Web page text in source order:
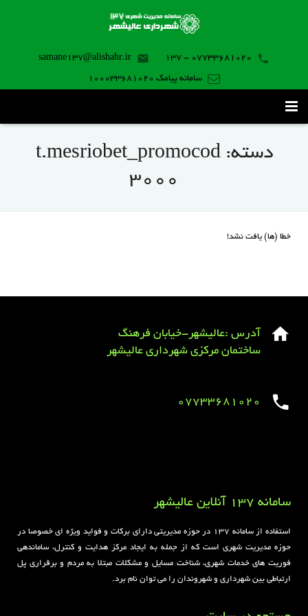
07733681020 - 137
samane137@alishahr.ir
سامانه پیامک 100033681020
برنامه موبایل
دسته:t.mesriobet_promocod
3000
خطا (ها) یافت نشد!
آدرس :عالیشهر-خیابان فرهنگ
ساختمان مرکزی شهرداری عالیشهر
07733681020
سامانه 137 آنلاین عالیشهر
استفاده از سامانه ۱۳۷ در حوزه مدیریتی دارای برکات و فواید ویژه ای خصوصا در
حوزه مدیریت شهری است که از جمله به ایجاد مرکز هدایت و کنترل، ساماندهی
فوریت های خدمات شهری، شناخت مسایل و مشکلات مبتلا به مردم و برقراری پل
ارتباطی بین شهرداری و شهروندان را می توان نام برد.